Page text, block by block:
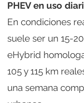
PHEV en uso
En condiciones
suele ser un 15-
eHybrid
105 y 115 km
una semana